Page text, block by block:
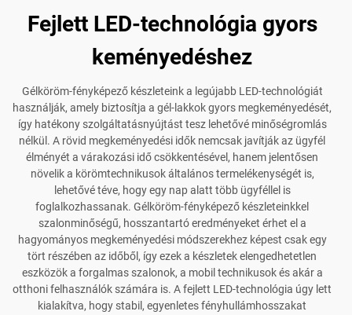
Fejlett LED-technológia gyors
keményedéshez
Gélköröm-fényképező készleteink a legújabb LED-technológiát
használják, amely biztosítja a gél-lakkok gyors megkeményedését,
így hatékony szolgáltatásnyújtást tesz lehetővé minőségromlás
nélkül. A rövid megkeményedési idők nemcsak javítják az ügyfél
élményét a várakozási idő csökkentésével, hanem jelentősen
növelik a körömtechnikusok általános termelékenységét is,
lehetővé téve, hogy egy nap alatt több ügyféllel is
foglalkozhassanak. Gélköröm-fényképező készleteinkkel
szalonminőségű, hosszantartó eredményeket érhet el a
hagyományos megkeményedési módszerekhez képest csak egy
tört részében az időből, így ezek a készletek elengedhetetlen
eszközök a forgalmas szalonok, a mobil technikusok és akár a
otthoni felhasználók számára is. A fejlett LED-technológia úgy lett
kialakítva, hogy stabil, egyenletes fényhullámhosszakat